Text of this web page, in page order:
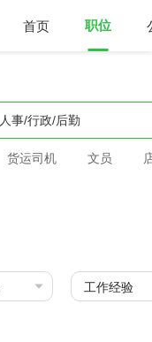
首页 职位
货运司机 文员
工作经验